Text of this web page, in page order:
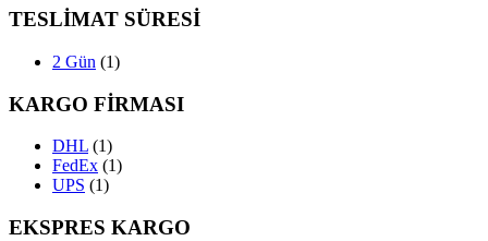
TESLİMAT SÜRESİ
2 Gün (1)
KARGO FİRMASI
DHL (1)
FedEx (1)
UPS (1)
EKSPRES KARGO